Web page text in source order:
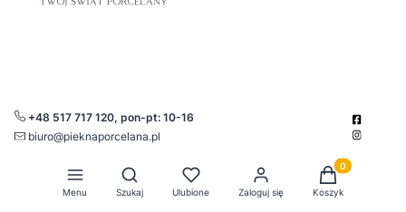
+48 517 717 120, pon-pt: 10-16
biuro@pieknaporcelana.pl
Menu
Otwórz wyszukiwarkę
Szukaj Ulubione Zaloguj się
Produkty w
Koszyk